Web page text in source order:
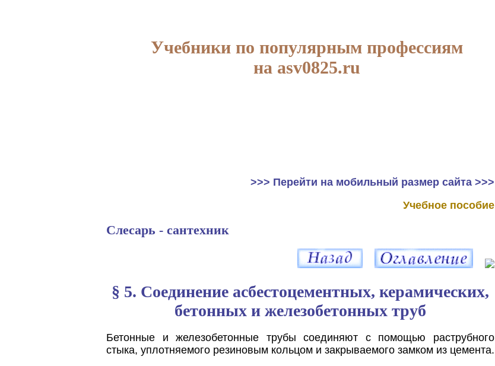
Учебники по популярным профессиям
на asv0825.ru
>>> Перейти на мобильный размер сайта >>>
Учебное пособие
Слесарь - сантехник
§ 5. Соединение асбестоцементных, керамических,
бетонных и железобетонных труб
Бетонные и железобетонные трубы соединяют с помощью раструбного
стыка, уплотняемого резиновым кольцом и закрываемого замком из цемента.